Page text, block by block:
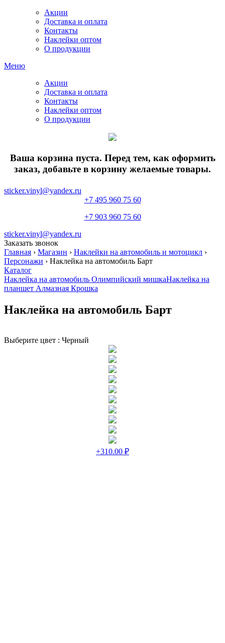
Акции
Доставка и оплата
Контакты
Наклейки оптом
О продукции
Меню
Акции
Доставка и оплата
Контакты
Наклейки оптом
О продукции
Ваша корзина пуста. Перед тем, как оформить
заказ, добавьте в корзину желаемые товары.
sticker.vinyl@yandex.ru
+7 495 960 75 60
+7 903 960 75 60
sticker.vinyl@yandex.ru
Заказать звонок
Главная › Магазин › Наклейки на автомобиль и мотоцикл ›
Персонажи › Наклейка на автомобиль Барт
Каталог
Наклейка на автомобиль Олимпийский мишкаНаклейка на
планшет Алмазная Крошка
Наклейка на автомобиль Барт
Выберите цвет : Черный
+310.00 ₽